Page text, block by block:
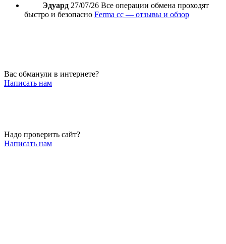
Эдуард 27/07/26 Все операции обмена проходят
быстро и безопасно Ferma cc — отзывы и обзор
Вас обманули в интернете?
Написать нам
Надо проверить сайт?
Написать нам